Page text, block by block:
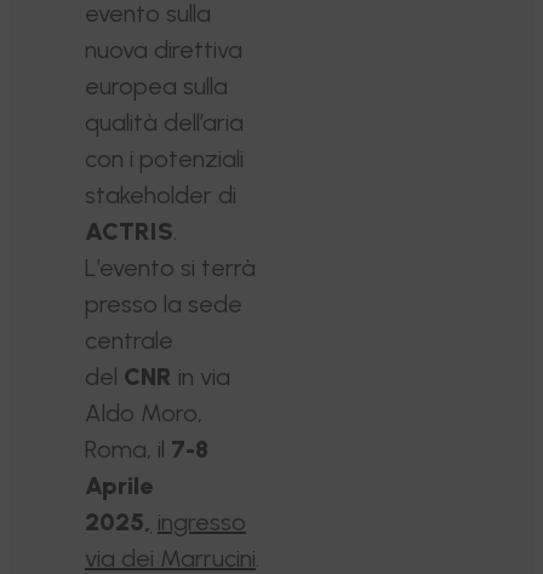
evento sulla
nuova direttiva
europea sulla
qualità dell’aria
con i potenziali
stakeholder di
ACTRIS.
L’evento si terrà
presso la sede
centrale
del CNR in via
Aldo Moro,
Roma, il 7-8
Aprile
2025, ingresso
via dei Marrucini.